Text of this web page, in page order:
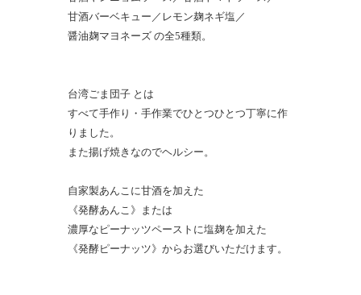
甘酒バーベキュー／レモン麹ネギ塩／
醤油麹マヨネーズ の全5種類。
台湾ごま団子 とは
すべて手作り・手作業でひとつひとつ丁寧に作
りました。
また揚げ焼きなのでヘルシー。
自家製あんこに甘酒を加えた
《発酵あんこ》または
濃厚なピーナッツペーストに塩麹を加えた
《発酵ピーナッツ》からお選びいただけます。